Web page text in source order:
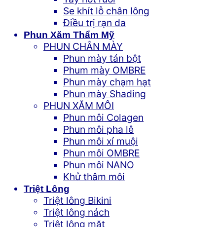
Se khít lỗ chân lông
Điều trị rạn da
Phun Xăm Thẩm Mỹ
PHUN CHÂN MÀY
Phun mày tán bột
Phum mày OMBRE
Phun mày chạm hạt
Phun mày Shading
PHUN XĂM MÔI
Phun môi Colagen
Phun môi pha lê
Phun môi xí muội
Phun môi OMBRE
Phun môi NANO
Khử thâm môi
Triệt Lông
Triệt lông Bikini
Triệt lông nách
Triệt lông mặt